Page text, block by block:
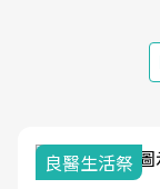
良醫生活祭